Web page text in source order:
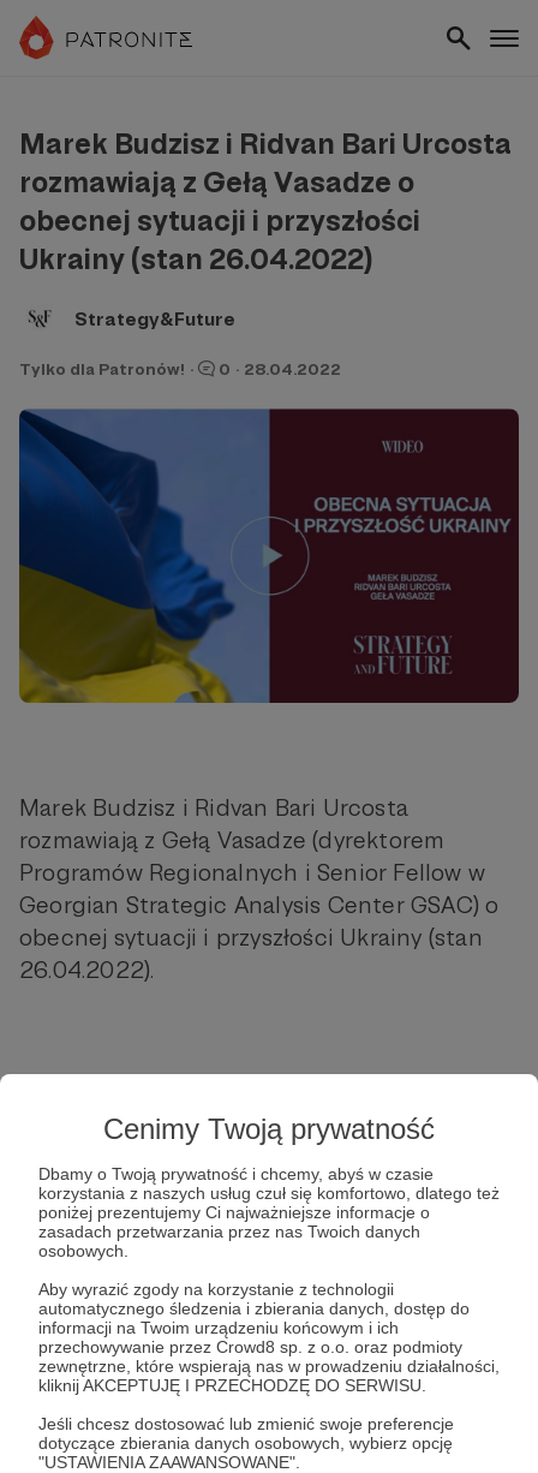
Cenimy Twoją prywatność
Dbamy o Twoją prywatność i chcemy, abyś w czasie
korzystania z naszych usług czuł się komfortowo, dlatego też
poniżej prezentujemy Ci najważniejsze informacje o
zasadach przetwarzania przez nas Twoich danych
osobowych.
Aby wyrazić zgody na korzystanie z technologii
automatycznego śledzenia i zbierania danych, dostęp do
informacji na Twoim urządzeniu końcowym i ich
przechowywanie przez Crowd8 sp. z o.o. oraz podmioty
zewnętrzne, które wspierają nas w prowadzeniu działalności,
kliknij AKCEPTUJĘ I PRZECHODZĘ DO SERWISU.
Jeśli chcesz dostosować lub zmienić swoje preferencje
dotyczące zbierania danych osobowych, wybierz opcję
"USTAWIENIA ZAAWANSOWANE".
Marek Budzisz i Ridvan Bari Urcosta
rozmawiają z Gełą Vasadze o
obecnej sytuacji i przyszłości
Ukrainy (stan 26.04.2022)
Strategy&Future
Tylko dla Patronów! · 0 · 28.04.2022
Marek Budzisz i Ridvan Bari Urcosta
rozmawiają z Gełą Vasadze (dyrektorem
Programów Regionalnych i Senior Fellow w
Georgian Strategic Analysis Center GSAC) o
obecnej sytuacji i przyszłości Ukrainy (stan
26.04.2022).
Post dostępny tylko dla Patronów
Aby zobaczyć ten materiał musisz być zalogowany
Zostań Patronem
Zaloguj się
Marek Budzisz Rosja Ukraina